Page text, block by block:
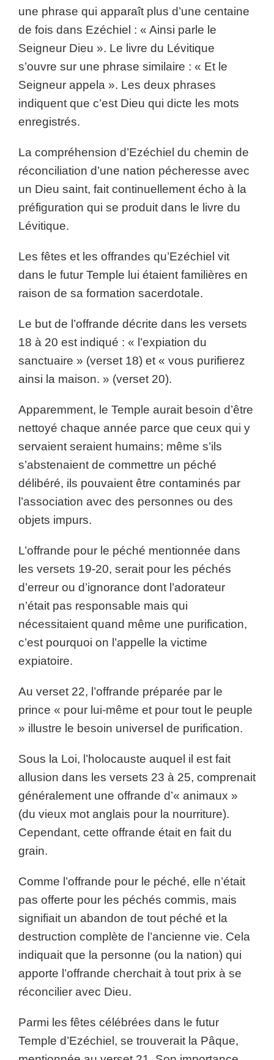
une phrase qui apparaît plus d’une centaine
de fois dans Ezéchiel : « Ainsi parle le
Seigneur Dieu ». Le livre du Lévitique
s’ouvre sur une phrase similaire : « Et le
Seigneur appela ». Les deux phrases
indiquent que c’est Dieu qui dicte les mots
enregistrés.
La compréhension d’Ezéchiel du chemin de
réconciliation d’une nation pécheresse avec
un Dieu saint, fait continuellement écho à la
préfiguration qui se produit dans le livre du
Lévitique.
Les fêtes et les offrandes qu’Ezéchiel vit
dans le futur Temple lui étaient familières en
raison de sa formation sacerdotale.
Le but de l’offrande décrite dans les versets
18 à 20 est indiqué : « l’expiation du
sanctuaire » (verset 18) et « vous purifierez
ainsi la maison. » (verset 20).
Apparemment, le Temple aurait besoin d’être
nettoyé chaque année parce que ceux qui y
servaient seraient humains; même s’ils
s’abstenaient de commettre un péché
délibéré, ils pouvaient être contaminés par
l’association avec des personnes ou des
objets impurs.
L’offrande pour le péché mentionnée dans
les versets 19-20, serait pour les péchés
d’erreur ou d’ignorance dont l’adorateur
n’était pas responsable mais qui
nécessitaient quand même une purification,
c’est pourquoi on l’appelle la victime
expiatoire.
Au verset 22, l’offrande préparée par le
prince « pour lui-même et pour tout le peuple
» illustre le besoin universel de purification.
Sous la Loi, l’holocauste auquel il est fait
allusion dans les versets 23 à 25, comprenait
généralement une offrande d’« animaux »
(du vieux mot anglais pour la nourriture).
Cependant, cette offrande était en fait du
grain.
Comme l’offrande pour le péché, elle n’était
pas offerte pour les péchés commis, mais
signifiait un abandon de tout péché et la
destruction complète de l’ancienne vie. Cela
indiquait que la personne (ou la nation) qui
apporte l’offrande cherchait à tout prix à se
réconcilier avec Dieu.
Parmi les fêtes célébrées dans le futur
Temple d’Ezéchiel, se trouverait la Pâque,